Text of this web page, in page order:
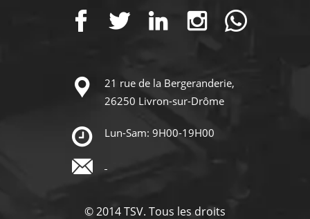
21 rue de la Bergeranderie,
26250 Livron-sur-Drôme
Lun-Sam: 9H00-19H00
© 2014 TSV. Tous les droits